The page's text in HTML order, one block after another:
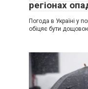
регіонах
Погода в Україні у
обіцяє бути